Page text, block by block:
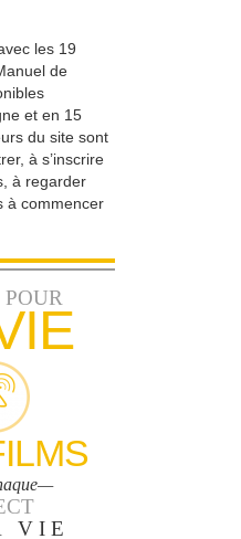
les 19
de
et en 15
du site sont
à s’inscrire
à regarder
à commencer
VIE